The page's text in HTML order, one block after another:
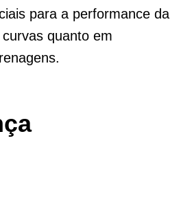
para a performance da
quanto em